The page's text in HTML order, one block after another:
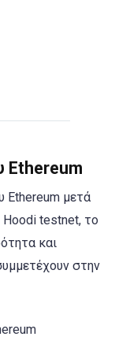
Ethereum
Ethereum μετά
testnet, το
και
στην